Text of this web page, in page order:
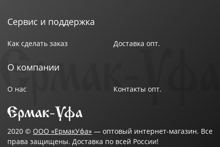
Сервис и поддержка
Как сделать заказ Доставка опт.
О компании
О нас Контакты опт.
2020 © ООО «ЕрмакУфа» — оптовый интернет-магазин. Все
права защищены. Доставка по всей России!